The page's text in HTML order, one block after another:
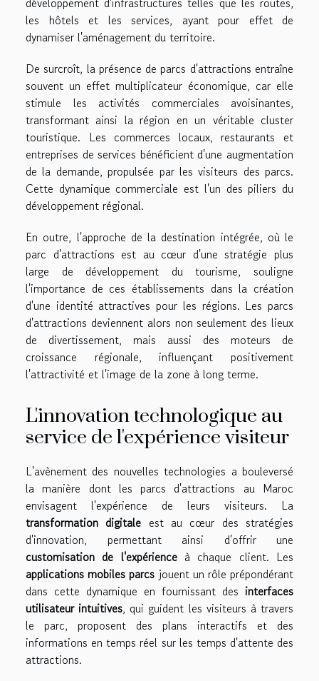
les hôtels et les services, ayant pour effet de
dynamiser l'aménagement du territoire.
De surcroît, la présence de parcs d'attractions entraîne
souvent un effet multiplicateur économique, car elle
stimule les activités commerciales avoisinantes,
transformant ainsi la région en un véritable cluster
touristique. Les commerces locaux, restaurants et
entreprises de services bénéficient d'une augmentation
de la demande, propulsée par les visiteurs des parcs.
Cette dynamique commerciale est l'un des piliers du
développement régional.
En outre, l'approche de la destination intégrée, où le
parc d'attractions est au cœur d'une stratégie plus
large de développement du tourisme, souligne
l'importance de ces établissements dans la création
d'une identité attractives pour les régions. Les parcs
d'attractions deviennent alors non seulement des lieux
de divertissement, mais aussi des moteurs de
croissance régionale, influençant positivement
l'attractivité et l'image de la zone à long terme.
L'innovation technologique au
service de l'expérience visiteur
L'avènement des nouvelles technologies a bouleversé
la manière dont les parcs d'attractions au Maroc
envisagent l'expérience de leurs visiteurs. La
transformation digitale est au cœur des stratégies
d'innovation, permettant ainsi d'offrir une
customisation de l'expérienceà chaque client. Les
applications mobiles parcs jouent un rôle prépondérant
dans cette dynamique en fournissant des interfaces
utilisateur intuitives, qui guident les visiteurs à travers
le parc, proposent des plans interactifs et des
informations en temps réel sur les temps d'attente des
attractions.